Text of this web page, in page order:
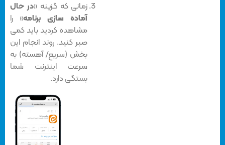
زمانی که گزینه «در حال
آماده سازی برنامه» را
مشاهده کردید باید کمی
صبر کنید. روند انجام این
بخش (سریع/ آهسته) به
سرعت اینترنت شما
بستگی دارد.